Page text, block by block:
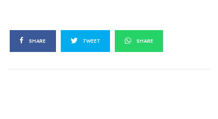
SHARE TWEET SHARE